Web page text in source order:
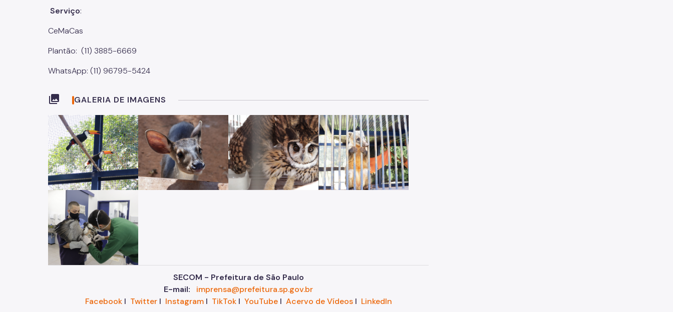
Serviço:
CeMaCas
Plantão: (11) 3885-6669
WhatsApp: (11) 96795-5424
collections GALERIA DE IMAGENS
SECOM - Prefeitura de São Paulo
E-mail:
imprensa@prefeitura.sp.gov.br
FacebookI TwitterI InstagramI TikTokI YouTubeI Acervo de VídeosI LinkedIn